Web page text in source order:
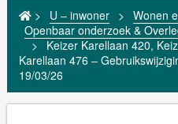
> U – inwoner > Wonen
Openbaar onderzoek &
>
Keizer Karellaan 420,
Karellaan 476 –
19/03/26